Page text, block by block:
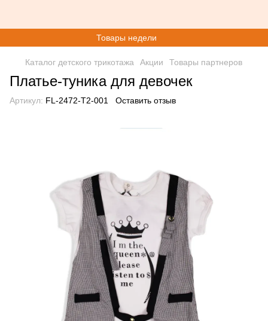
Товары недели
Каталог детского трикотажа Акции Товары партнеров
Платье-туника для девочек
Артикул: FL-2472-T2-001 Оставить отзыв